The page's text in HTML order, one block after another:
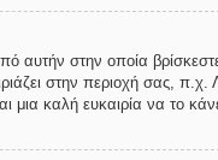
αυτήν στην οποία
στην περιοχή σας,
μια καλή ευκαιρία να το